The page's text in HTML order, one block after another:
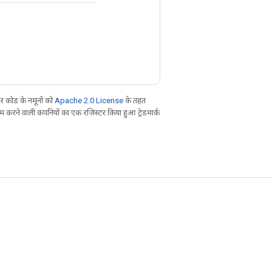
कोड के नमूनों को Apache 2.0 License के तहत
वाली कंपनियों का एक रजिस्टर किया हुआ ट्रेडमार्क